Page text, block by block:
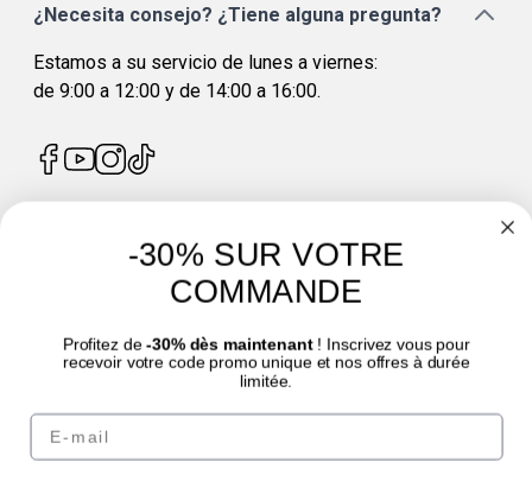
¿Necesita consejo? ¿Tiene alguna pregunta?
Estamos a su servicio de lunes a viernes:
de 9:00 a 12:00 y de 14:00 a 16:00.
4.7/5
© Laboratoire des GRANIONS 2026 | Pago seguro | *Norma AFNOR NF EN 17444.
-30% SUR VOTRE
COMMANDE
Profitez de -30% dès maintenant! Inscrivez vous pour
recevoir votre code promo unique et nos offres à durée
limitée.
Email